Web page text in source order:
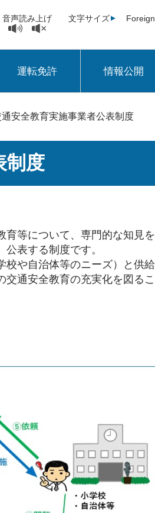
音声読み上げ 文字サイズ
運転免許 情報公開
通安全教育実施事業者公表制度
制度
育等について、専門的な知見
表する制度です。
校や自治体等のニーズ）と供
通安全教育の充実化を図る